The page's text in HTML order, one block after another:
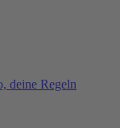
deine Regeln